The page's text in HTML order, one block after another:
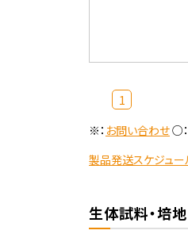
1
※： お問い合わせ○
製品発送スケジュー
生体試料・培地